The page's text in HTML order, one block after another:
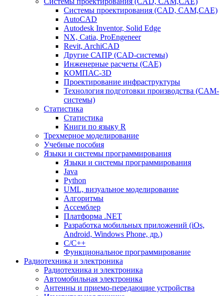
Системы проектирования (CAD, CAM,CAE)
AutoCAD
Autodesk Inventor, Solid Edge
NX, Catia, ProEngeneer
Revit, ArchiCAD
Другие САПР (CAD-системы)
Инженерные расчеты (CAE)
КОМПАС-3D
Проектирование инфраструктуры
Технология подготовки производства (CAM-
системы)
Статистика
Статистика
Книги по языку R
Трехмерное моделирование
Учебные пособия
Языки и системы программирования
Языки и системы программирования
Java
Python
UML, визуальное моделирование
Алгоритмы
Ассемблер
Платформа .NET
Разработка мобильных приложений (iOs,
Android, Windows Phone, др.)
С/С++
Функциональное программирование
Радиотехника и электроника
Радиотехника и электроника
Автомобильная электроника
Антенны и приемо-передающие устройства